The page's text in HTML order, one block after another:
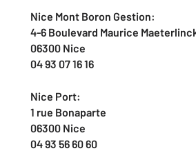
Nice Mont Boron Gestion:
4-6 Boulevard Maurice
06300 Nice
04 93 07 16 16
Nice Port:
1 rue Bonaparte
06300 Nice
04 93 56 60 60